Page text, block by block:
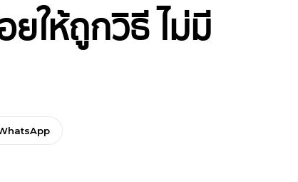
ให้ถูกวิธี ไม่มี